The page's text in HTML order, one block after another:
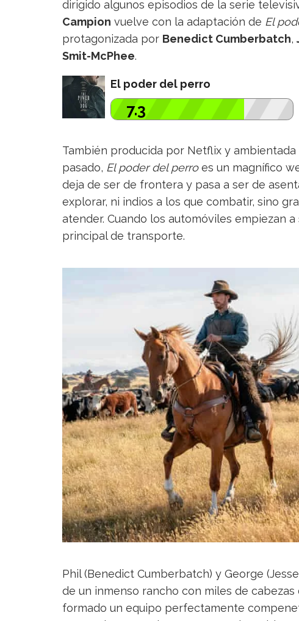
dirigido algunos episodios de la serie
Campion vuelve con la adaptación de El
protagonizada por Benedict Cumberbatch,
Smit-McPhee.
El poder del perro
7.3
También producida por Netflix y
pasado, El poder del perroes un magnífico
deja de ser de frontera y pasa a ser de
explorar, ni indios a los que combatir, sino
atender. Cuando los automóviles empiezan
principal de transporte.
Phil (Benedict Cumberbatch) y George
de un inmenso rancho con miles de
formado un equipo perfectamente